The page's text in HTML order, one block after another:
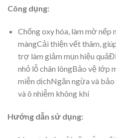
Công dụng:
Chống oxy hóa, làm mờ nếp
màngCải thiện vết thâm,
trợ làm giảm mụn hiệu
nhỏ lỗ chân lôngBảo vệ lớp
miễn dịchNgăn ngừa và
và ô nhiễm không khí
Hướng dẫn sử dụng: